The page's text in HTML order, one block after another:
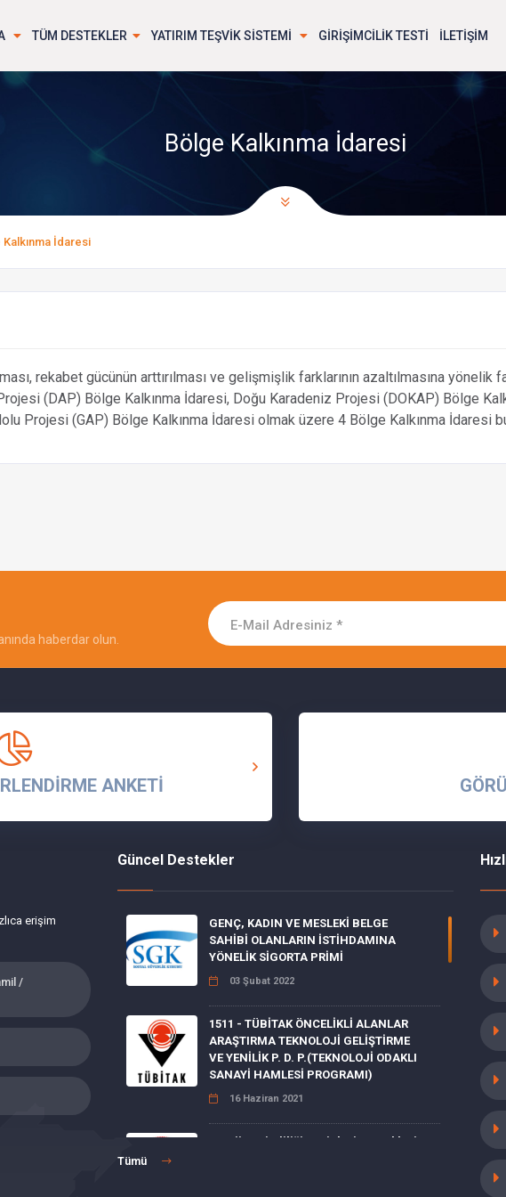
TÜM DESTEKLER YATIRIM TEŞVİK SİSTEMİ GİRİŞİMCİLİK TESTİ İLETİŞİM
Bölge Kalkınma İdaresi
Kalkınma İdaresi
rekabet gücünün arttırılması ve gelişmişlik farklarının azaltılmasına
(DAP) Bölge Kalkınma İdaresi, Doğu Karadeniz Projesi (DOKAP) Bölge
Projesi (GAP) Bölge Kalkınma İdaresi olmak üzere 4 Bölge Kalkınma İdaresi
haberdar olun.
ANKETİ
erişim
/
Güncel Destekler
GENÇ, KADIN VE MESLEKİ BELGE
SAHİBİ OLANLARIN İSTİHDAMINA
YÖNELİK SİGORTA PRİMİ
03 Şubat 2022
1511 - TÜBİTAK ÖNCELİKLİ ALANLAR
ARAŞTIRMA TEKNOLOJİ GELİŞTİRME
VE YENİLİK P. D. P.(TEKNOLOJİ ODAKLI
SANAYİ HAMLESİ PROGRAMI)
16 Haziran 2021
Enerji Verimliliği Projeleri Destekleri
Tümü